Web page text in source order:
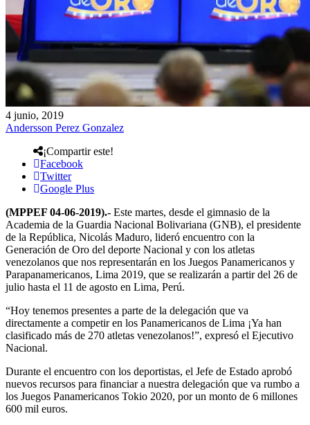
4 junio, 2019
Andersson Perez Gonzalez
¡Compartir este!
Facebook
Twitter
Google Plus
(MPPEF 04-06-2019).- Este martes, desde el gimnasio de la
Academia de la Guardia Nacional Bolivariana (GNB), el presidente
de la República, Nicolás Maduro, lideró encuentro con la
Generación de Oro del deporte Nacional y con los atletas
venezolanos que nos representarán en los Juegos Panamericanos y
Parapanamericanos, Lima 2019, que se realizarán a partir del 26 de
julio hasta el 11 de agosto en Lima, Perú.
“Hoy tenemos presentes a parte de la delegación que va
directamente a competir en los Panamericanos de Lima ¡Ya han
clasificado más de 270 atletas venezolanos!”, expresó el Ejecutivo
Nacional.
Durante el encuentro con los deportistas, el Jefe de Estado aprobó
nuevos recursos para financiar a nuestra delegación que va rumbo a
los Juegos Panamericanos Tokio 2020, por un monto de 6 millones
600 mil euros.